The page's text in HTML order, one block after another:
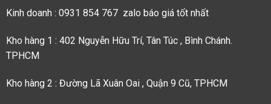
Kinh doanh : 0931 854 767 zalo báo giá tốt nhất
Kho hàng 1 : 402 Nguyễn Hữu Trí, Tân Túc , Bình Chánh.
TPHCM
Kho hàng 2 : Đường Lã Xuân Oai , Quận 9 Cũ, TPHCM